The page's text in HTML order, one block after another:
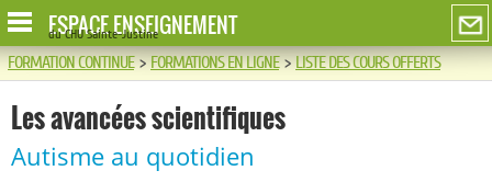
ESPACE ENSEIGNEMENT
du CHU Sainte-Justine
FORMATION CONTINUE>FORMATIONS EN LIGNE>LISTE DES COURS OFFERTS
Les avancées scientifiques
Autisme au quotidien